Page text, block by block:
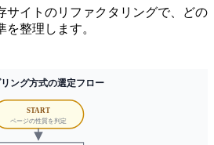
サイトのリファクタリングで、どの
整理します。
ング方式の選定フロー
START
ページの性質を判定